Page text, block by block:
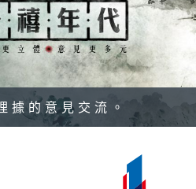
據的意見交流。